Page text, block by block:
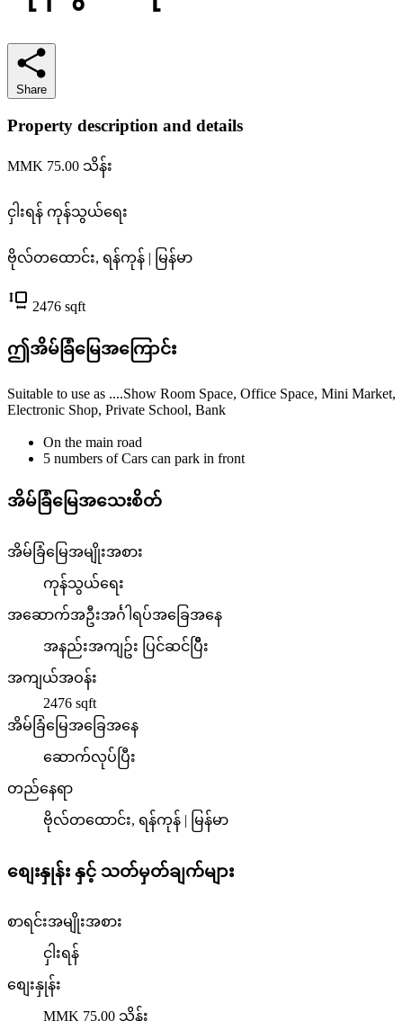
Share
Property description and details
MMK 75.00 သိန်း
ငှါးရန် ကုန်သွယ်ရေး
ဗိုလ်တထောင်း, ရန်ကုန် | မြန်မာ
2476 sqft
ဤအိမ်ခြံမြေအကြောင်း
Suitable to use as ....Show Room Space, Office Space, Mini Market,
Electronic Shop, Private School, Bank
On the main road
5 numbers of Cars can park in front
အိမ်ခြံမြေအသေးစိတ်
အိမ်ခြံမြေအမျိုးအစား
ကုန်သွယ်ရေး
အဆောက်အဦးအင်္ဂါရပ်အခြေအနေ
အနည်းအကျဥ်း ပြင်ဆင်ပြိီး
အကျယ်အဝန်း
2476 sqft
အိမ်ခြံမြေအခြေအနေ
ဆောက်လုပ်ပြီး
တည်နေရာ
ဗိုလ်တထောင်း, ရန်ကုန် | မြန်မာ
စျေးနှုန်း နှင့် သတ်မှတ်ချက်များ
စာရင်းအမျိုးအစား
ငှါးရန်
စျေးနှုန်း
MMK 75.00 သိန်း